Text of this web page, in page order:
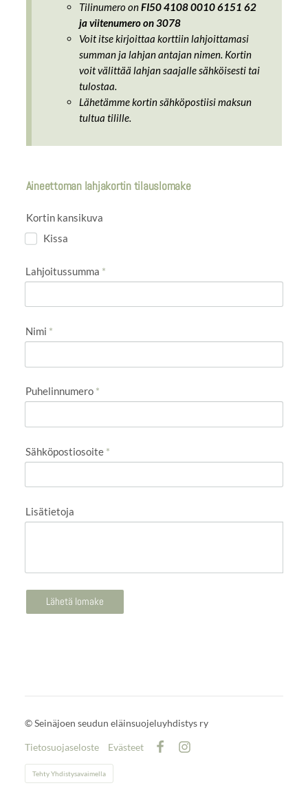
Tilinumero onFI50 4108 0010 6151 62
ja viitenumero on 3078
Voit itse kirjoittaa korttiin lahjoittamasi
summan ja lahjan antajan nimen. Kortin
voit välittää lahjan saajalle sähköisesti tai
tulostaa.
Lähetämme kortin sähköpostiisi maksun
tultua tilille.
Aineettoman lahjakortin tilauslomake
Kortin kansikuva
Kissa
Lahjoitussumma *
Nimi *
Puhelinnumero *
Sähköpostiosoite *
Lisätietoja
Lähetä lomake
©Seinäjoen seudun eläinsuojeluyhdistys ry
Tietosuojaseloste
Evästeet
Tehty Yhdistysavaimella